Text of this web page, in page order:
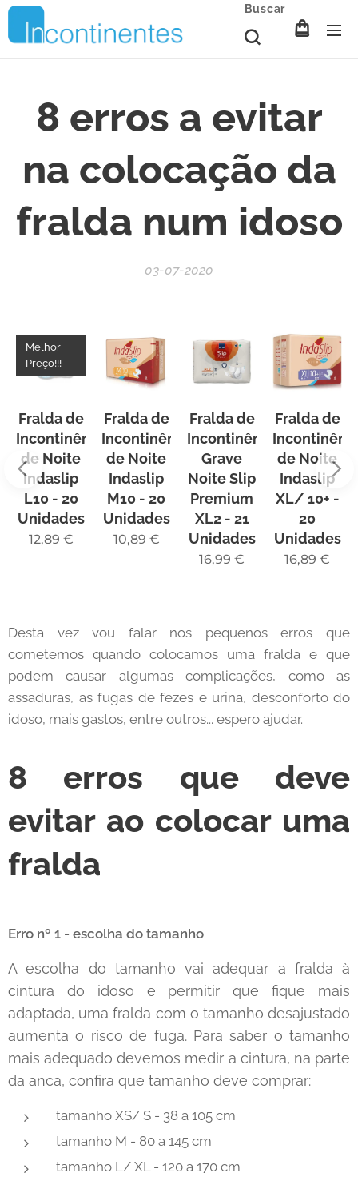
Buscar
8 erros a evitar
na colocação da
fralda num idoso
03-07-2020
Fralda de
Incontinência
de Noite
Indaslip
L10 - 20
Unidades
Melhor
Preço!!!
12,89 €
Fralda de
Incontinência
de Noite
Indaslip
M10 - 20
Unidades
10,89 €
Fralda de
Incontinência
Grave
Noite Slip
Premium
XL2 - 21
Unidades
16,99 €
Fralda de
de Noite
Indaslip
XL/ 10+ -
20
Unidades
16,89 €
Desta vez vou falar nos pequenos erros que
cometemos quando colocamos uma fralda e que
podem causar algumas complicações, como as
assaduras, as fugas de fezes e urina, desconforto do
idoso, mais gastos, entre outros... espero ajudar.
8 erros que deve
evitar ao colocar uma
fralda
Erro nº 1 - escolha do tamanho
A escolha do tamanho vai adequar a fralda à
cintura do idoso e permitir que fique mais
adaptada, uma fralda com o tamanho desajustado
aumenta o risco de fuga. Para saber o tamanho
mais adequado devemos medir a cintura, na parte
da anca, confira que tamanho deve comprar:
tamanho XS/ S - 38 a 105 cm
tamanho M - 80 a 145 cm
tamanho L/ XL - 120 a 170 cm